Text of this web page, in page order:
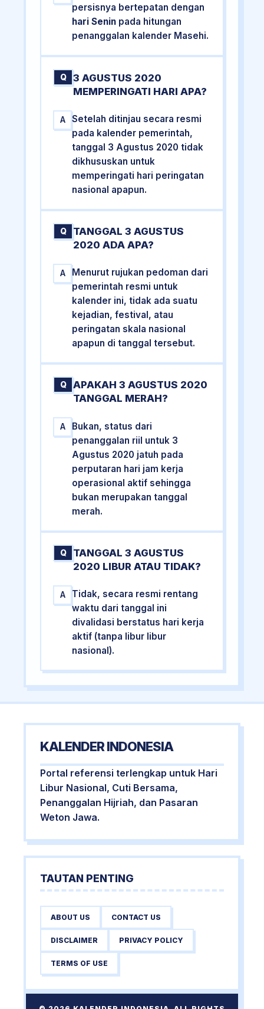
persisnya bertepatan dengan
hari Senin pada hitungan
penanggalan kalender Masehi.
Q
3 AGUSTUS 2020
MEMPERINGATI HARI APA?
A
Setelah ditinjau secara resmi
pada kalender pemerintah,
tanggal 3 Agustus 2020 tidak
dikhususkan untuk
memperingati hari peringatan
nasional apapun.
Q
TANGGAL 3 AGUSTUS
2020 ADA APA?
A
Menurut rujukan pedoman dari
pemerintah resmi untuk
kalender ini, tidak ada suatu
kejadian, festival, atau
peringatan skala nasional
apapun di tanggal tersebut.
Q
APAKAH 3 AGUSTUS 2020
TANGGAL MERAH?
A
Bukan, status dari
penanggalan riil untuk 3
Agustus 2020 jatuh pada
perputaran hari jam kerja
operasional aktif sehingga
bukan merupakan tanggal
merah.
Q
TANGGAL 3 AGUSTUS
2020 LIBUR ATAU TIDAK?
A
Tidak, secara resmi rentang
waktu dari tanggal ini
divalidasi berstatus hari kerja
aktif (tanpa libur libur
nasional).
KALENDER INDONESIA
Portal referensi terlengkap untuk Hari
Libur Nasional, Cuti Bersama,
Penanggalan Hijriah, dan Pasaran
Weton Jawa.
TAUTAN PENTING
ABOUT US CONTACT US
DISCLAIMER PRIVACY POLICY
TERMS OF USE